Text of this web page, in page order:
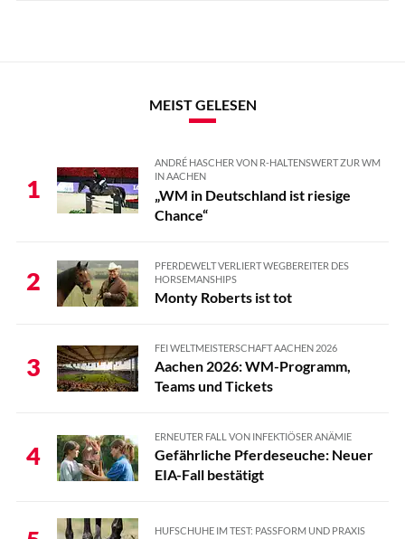
MEIST GELESEN
1
ANDRÉ HASCHER VON R-HALTENSWERT ZUR WM
IN AACHEN
„WM in Deutschland ist riesige
Chance“
2
PFERDEWELT VERLIERT WEGBEREITER DES
HORSEMANSHIPS
Monty Roberts ist tot
3
FEI WELTMEISTERSCHAFT AACHEN 2026
Aachen 2026: WM-Programm,
Teams und Tickets
4
ERNEUTER FALL VON INFEKTIÖSER ANÄMIE
Gefährliche Pferdeseuche: Neuer
EIA-Fall bestätigt
HUFSCHUHE IM TEST: PASSFORM UND PRAXIS